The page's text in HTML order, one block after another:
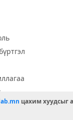
цахим хуудсыг